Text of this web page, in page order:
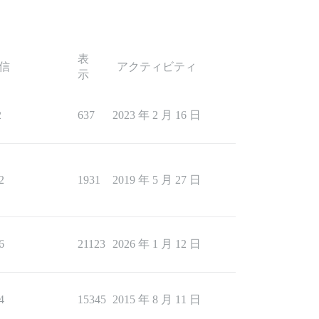
表
示
アクティビティ
637 2023 年 2 月 16 日
1931 2019 年 5 月 27 日
21123 2026 年 1 月 12 日
15345 2015 年 8 月 11 日